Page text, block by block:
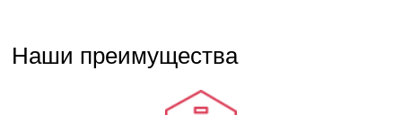
Наши преимущества